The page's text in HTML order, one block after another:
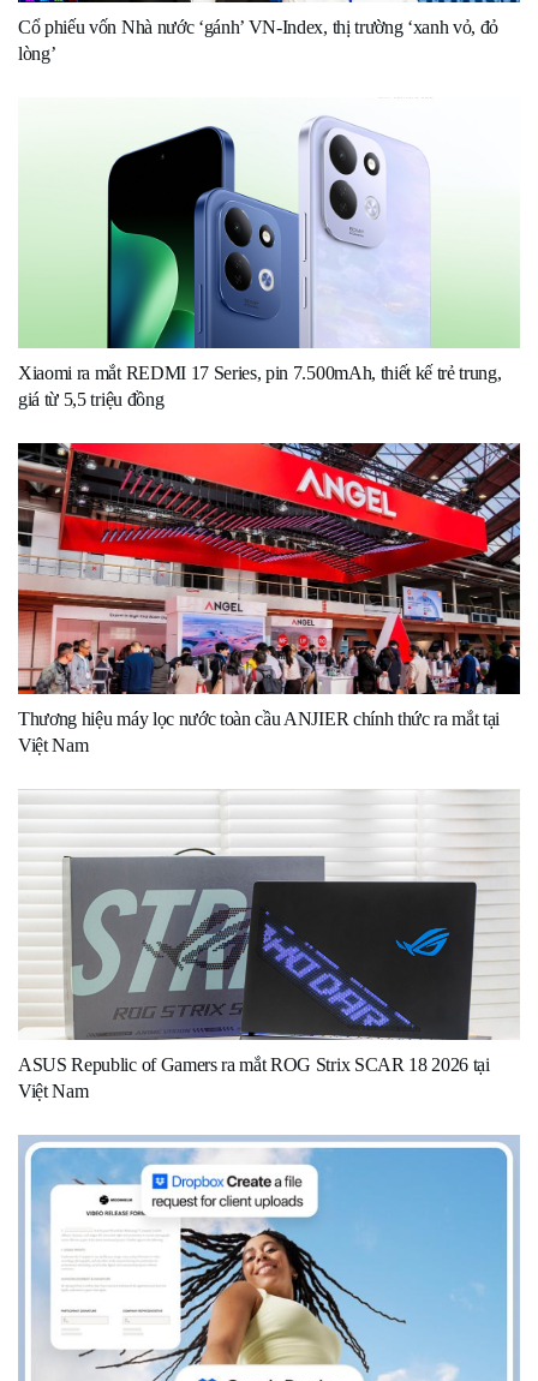
Cổ phiếu vốn Nhà nước ‘gánh’ VN-Index, thị trường ‘xanh vỏ, đỏ
lòng’
Xiaomi ra mắt REDMI 17 Series, pin 7.500mAh, thiết kế trẻ trung,
giá từ 5,5 triệu đồng
Thương hiệu máy lọc nước toàn cầu ANJIER chính thức ra mắt tại
Việt Nam
ASUS Republic of Gamers ra mắt ROG Strix SCAR 18 2026 tại
Việt Nam